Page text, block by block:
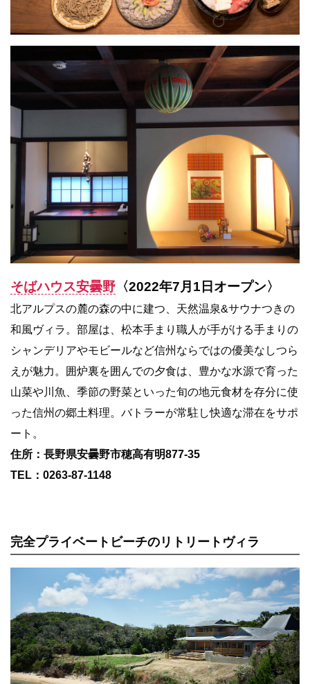
そばハウス安曇野 〈2022年7月1日オープン〉
北アルプスの麓の森の中に建つ、天然温泉&サウナつきの
和風ヴィラ。部屋は、松本手まり職人が手がける手まりの
シャンデリアやモビールなど信州ならではの優美なしつら
えが魅力。囲炉裏を囲んでの夕食は、豊かな水源で育った
山菜や川魚、季節の野菜といった旬の地元食材を存分に使
った信州の郷土料理。バトラーが常駐し快適な滞在をサポ
ート。
住所：長野県安曇野市穂高有明877-35
TEL：0263-87-1148
完全プライベートビーチのリトリートヴィラ